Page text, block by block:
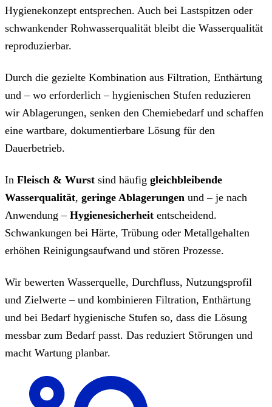
Hygienekonzept entsprechen. Auch bei Lastspitzen oder
schwankender Rohwasserqualität bleibt die Wasserqualität
reproduzierbar.
Durch die gezielte Kombination aus Filtration, Enthärtung
und – wo erforderlich – hygienischen Stufen reduzieren
wir Ablagerungen, senken den Chemiebedarf und schaffen
eine wartbare, dokumentierbare Lösung für den
Dauerbetrieb.
In Fleisch & Wurst sind häufig gleichbleibende
Wasserqualität, geringe Ablagerungen und – je nach
Anwendung – Hygienesicherheit entscheidend.
Schwankungen bei Härte, Trübung oder Metallgehalten
erhöhen Reinigungsaufwand und stören Prozesse.
Wir bewerten Wasserquelle, Durchfluss, Nutzungsprofil
und Zielwerte – und kombinieren Filtration, Enthärtung
und bei Bedarf hygienische Stufen so, dass die Lösung
messbar zum Bedarf passt. Das reduziert Störungen und
macht Wartung planbar.